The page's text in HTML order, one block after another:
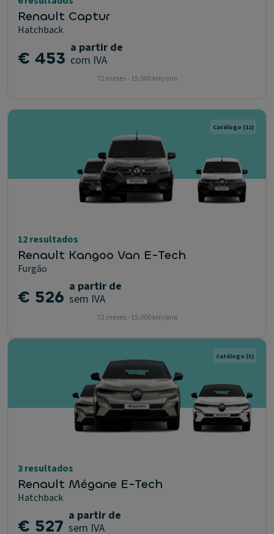
Renault Captur
Hatchback
€ 453 a partir de
com IVA
72 meses - 15.000 km/ano
Catálogo (12)
12 resultados
Renault Kangoo Van E-Tech
Furgão
€ 526 a partir de
sem IVA
72 meses - 15.000 km/ano
Catálogo (3)
3 resultados
Renault Mégane E-Tech
Hatchback
€ 527 a partir de
sem IVA